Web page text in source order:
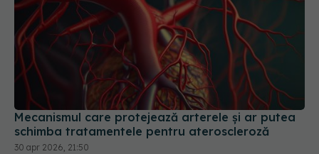
Mecanismul care protejează arterele și ar putea
schimba tratamentele pentru ateroscleroză
30 apr 2026, 21:50